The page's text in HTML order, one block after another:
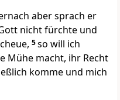
aber sprach er
nicht fürchte und
5so will ich
Mühe macht, ihr Recht
komme und mich